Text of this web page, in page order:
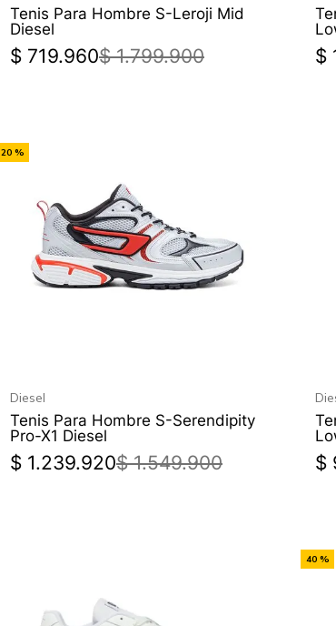
Tenis Para Hombre S-Leroji Mid
Diesel
$ 719.960$ 1.799.900 $
20 %
Diesel
Tenis Para Hombre S-Serendipity
Pro-X1 Diesel
$ 1.239.920$ 1.549.900 $
40 %